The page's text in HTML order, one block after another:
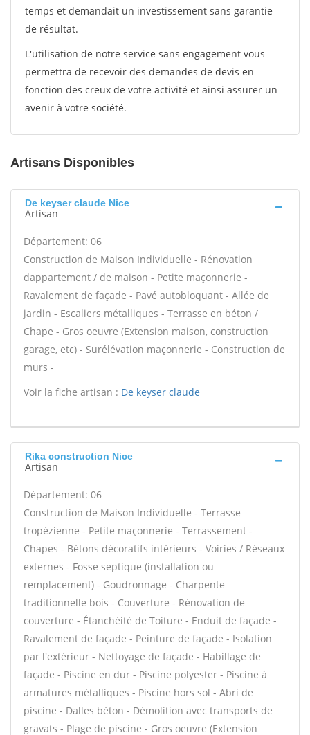
temps et demandait un investissement sans garantie
de résultat.
L'utilisation de notre service sans engagement vous
permettra de recevoir des demandes de devis en
fonction des creux de votre activité et ainsi assurer un
avenir à votre société.
Artisans Disponibles
De keyser claude Nice
Artisan
Département: 06
Construction de Maison Individuelle - Rénovation
dappartement / de maison - Petite maçonnerie -
Ravalement de façade - Pavé autobloquant - Allée de
jardin - Escaliers métalliques - Terrasse en béton /
Chape - Gros oeuvre (Extension maison, construction
garage, etc) - Surélévation maçonnerie - Construction de
murs -
Voir la fiche artisan : De keyser claude
Rika construction Nice
Artisan
Département: 06
Construction de Maison Individuelle - Terrasse
tropézienne - Petite maçonnerie - Terrassement -
Chapes - Bétons décoratifs intérieurs - Voiries / Réseaux
externes - Fosse septique (installation ou
remplacement) - Goudronnage - Charpente
traditionnelle bois - Couverture - Rénovation de
couverture - Étanchéité de Toiture - Enduit de façade -
Ravalement de façade - Peinture de façade - Isolation
par l'extérieur - Nettoyage de façade - Habillage de
façade - Piscine en dur - Piscine polyester - Piscine à
armatures métalliques - Piscine hors sol - Abri de
piscine - Dalles béton - Démolition avec transports de
gravats - Plage de piscine - Gros oeuvre (Extension